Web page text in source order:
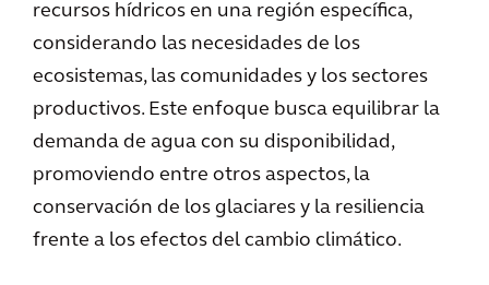
recursos hídricos en una región específica,
considerando las necesidades de los
ecosistemas, las comunidades y los sectores
productivos. Este enfoque busca equilibrar la
demanda de agua con su disponibilidad,
promoviendo entre otros aspectos, la
conservación de los glaciares y la resiliencia
frente a los efectos del cambio climático.